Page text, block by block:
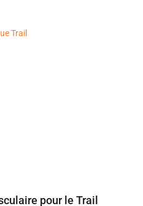
pour le Trail